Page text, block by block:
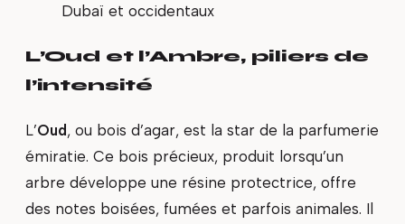
Dubaï et occidentaux
L’Oud et l’Ambre, piliers de
l’intensité
L’Oud, ou bois d’agar, est la star de la parfumerie
émiratie. Ce bois précieux, produit lorsqu’un
arbre développe une résine protectrice, offre
des notes boisées, fumées et parfois animales. Il